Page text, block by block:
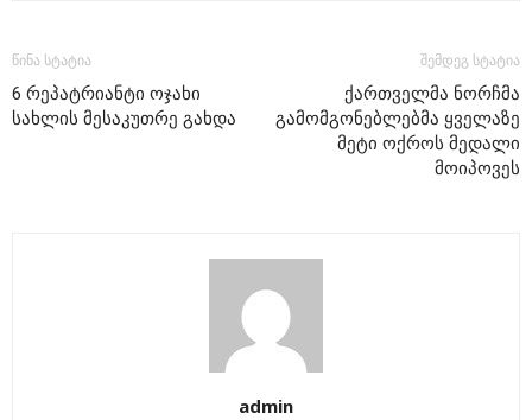
წინა სტატია
6 რეპატრიანტი ოჯახი
სახლის მესაკუთრე გახდა
შემდეგ სტატია
ქართველმა ნორჩმა
გამომგონებლებმა ყველაზე
მეტი ოქროს მედალი
მოიპოვეს
admin